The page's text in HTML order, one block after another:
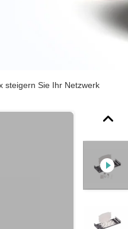
steigern Sie Ihr Netzwerk